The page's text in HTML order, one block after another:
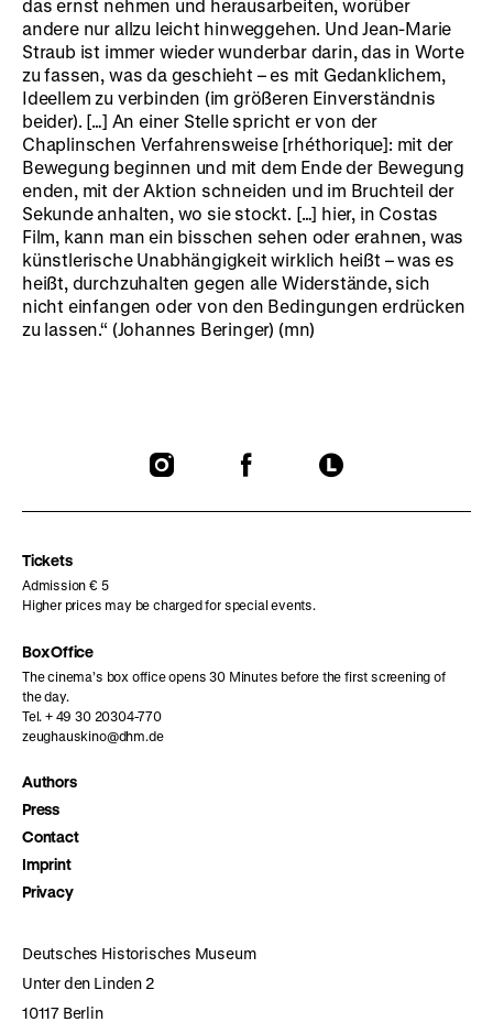
das ernst nehmen und herausarbeiten, worüber
andere nur allzu leicht hinweggehen. Und Jean-Marie
Straub ist immer wieder wunderbar darin, das in Worte
zu fassen, was da geschieht – es mit Gedanklichem,
Ideellem zu verbinden (im größeren Einverständnis
beider). […] An einer Stelle spricht er von der
Chaplinschen Verfahrensweise [rhéthorique]: mit der
Bewegung beginnen und mit dem Ende der Bewegung
enden, mit der Aktion schneiden und im Bruchteil der
Sekunde anhalten, wo sie stockt. […] hier, in Costas
Film, kann man ein bisschen sehen oder erahnen, was
künstlerische Unabhängigkeit wirklich heißt – was es
heißt, durchzuhalten gegen alle Widerstände, sich
nicht einfangen oder von den Bedingungen erdrücken
zu lassen.“ (Johannes Beringer) (mn)
To
To
To
Tickets
Admission € 5
Higher prices may be charged for special events.
Box Office
The cinema’s box office opens 30 Minutes before the first screening of
the day.
Tel. + 49 30 20304-770
zeughauskino@dhm.de
Authors
Press
Contact
Imprint
Privacy
Deutsches Historisches Museum
Unter den Linden 2
10117 Berlin